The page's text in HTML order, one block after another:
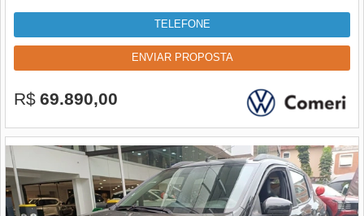
TELEFONE
ENVIAR PROPOSTA
R$ 69.890,00